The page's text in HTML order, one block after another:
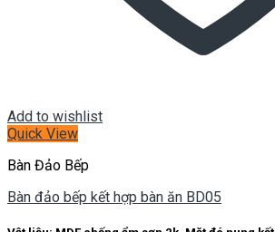
Add to wishlist
Quick View
Bàn Đảo Bếp
Bàn đảo bếp kết hợp bàn ăn BD05